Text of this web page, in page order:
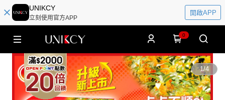
UNIKCY
立刻使用官方APP
開啟APP
0
1/4